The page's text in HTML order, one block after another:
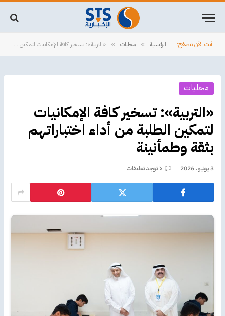
أنت الآن تتصفح: الرئيسية » محليات » «التربية»: تسخير كافة الإمكانيات لتمكين الطلبة من أداء اختباراتهم بثقة وطمأنينة
محليات
«التربية»: تسخير كافة الإمكانيات
لتمكين الطلبة من أداء اختباراتهم
بثقة وطمأنينة
3 يونيو، 2026 لا توجد تعليقات